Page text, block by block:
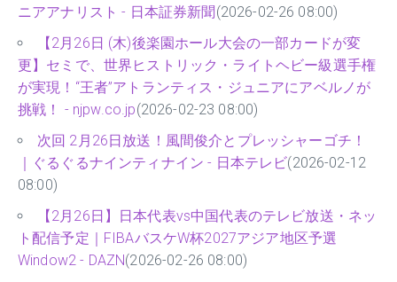
ニアアナリスト - 日本証券新聞 (2026-02-26 08:00)
【2月26日 (木)後楽園ホール大会の一部カードが変
更】セミで、世界ヒストリック・ライトヘビー級選手権
が実現！“王者”アトランティス・ジュニアにアベルノが
挑戦！ - njpw.co.jp(2026-02-23 08:00)
次回 2月26日放送！風間俊介とプレッシャーゴチ！
｜ぐるぐるナインティナイン - 日本テレビ(2026-02-12
08:00)
【2月26日】日本代表vs中国代表のテレビ放送・ネッ
ト配信予定｜FIBAバスケW杯2027アジア地区予選
Window2 - DAZN(2026-02-26 08:00)